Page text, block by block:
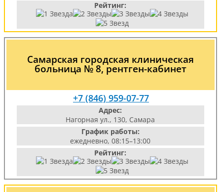
Рейтинг:
Самарская городская клиническая
больница № 8, рентген-кабинет
+7 (846) 959-07-77
Адрес:
Нагорная ул., 130, Самара
График работы:
ежедневно, 08:15–13:00
Рейтинг: